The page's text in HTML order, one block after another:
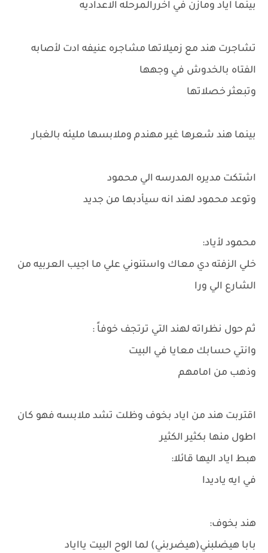
بينما اياد ومازن في اخررالمرحله الاعداديه
تشاجرت هند مع زميلاتها مشاجره عنيفه ادت لأصابه
الفتاه بالخدوش في وجهها
وتبعثر خصلاتها
بينما هند شعرها غير مهندم وملابسها مليئه بالغبار
اشتكت مديره المدرسه الي محمود
وتوعد محمود لهند انه سيأدبها من جديد
محمود لأياد:
خلي الزفته دي معاك واستنوني علي ما اجيب العربيه من
الشارع الي ورا
ثم حول نظراته لهند التي ترتجف خوفاً :
وانتي حسابك معايا في البيت
وذهب من امامهم
اقتربت هند من اياد بخوف وظلت تشد ملابسه فهو كان
اطول منها بكثير الكثير
هبط اياد اليها قائلا:
في ايه ياديدا
هند بخوف:
بابا هيضلبني(هيضربني) لما الوح البيت يااياد